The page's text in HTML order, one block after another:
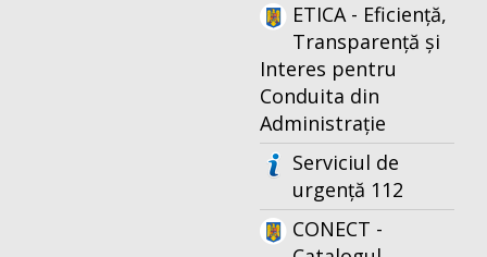
ETICA - Eficiență,
Transparență și
Interes pentru
Conduita din
Administrație
Serviciul de
urgență 112
CONECT -